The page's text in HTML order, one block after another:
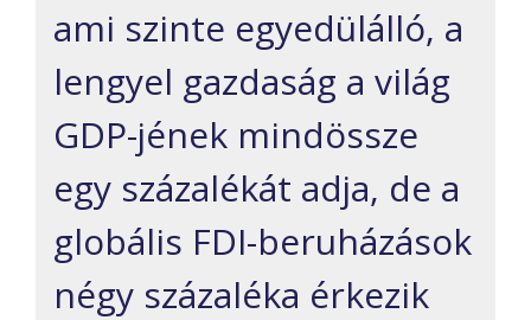
ami szinte egyedülálló, a
lengyel gazdaság a világ
GDP-jének mindössze
egy százalékát adja, de a
globális FDI-beruházások
négy százaléka érkezik